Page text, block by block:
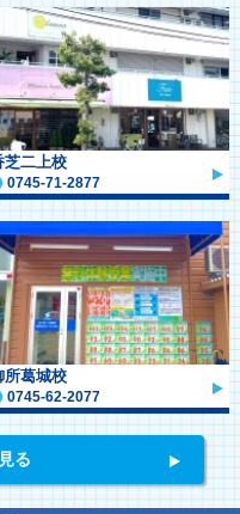
芝二上校
0745-71-2877
所葛城校
0745-62-2077
る